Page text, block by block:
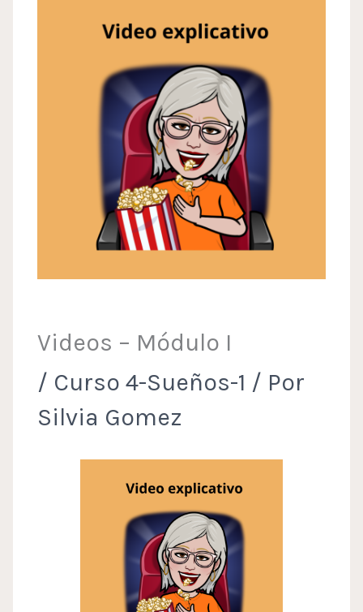
Videos – Módulo I
/ Curso 4-Sueños-1 / Por
Silvia Gomez